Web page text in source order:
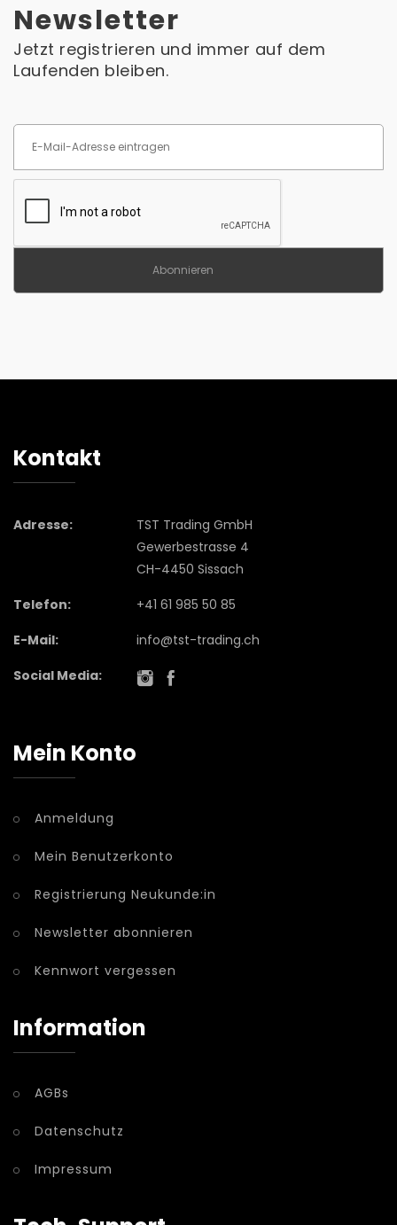
Newsletter
Jetzt registrieren und immer auf dem
Laufenden bleiben.
Kontakt
Adresse:
TST Trading GmbH
Gewerbestrasse 4
CH-4450 Sissach
Telefon:
+41 61 985 50 85
E-Mail:
info@tst-trading.ch
Social Media:
Mein Konto
Anmeldung
Mein Benutzerkonto
Registrierung Neukunde:in
Newsletter abonnieren
Kennwort vergessen
Information
AGBs
Datenschutz
Impressum